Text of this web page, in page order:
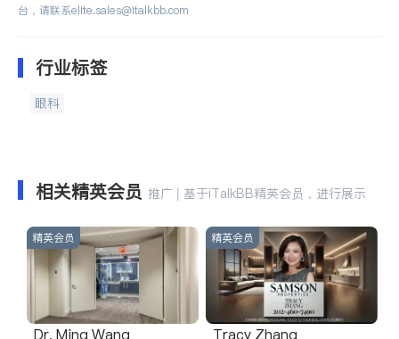
台，请联系elite.sales@italkbb.com
行业标签
眼科
相关精英会员 推广 | 基于iTalkBB精英会员，进行展示
精英会员
Dr. Ming Wang
精英会员
Tracy Zhang